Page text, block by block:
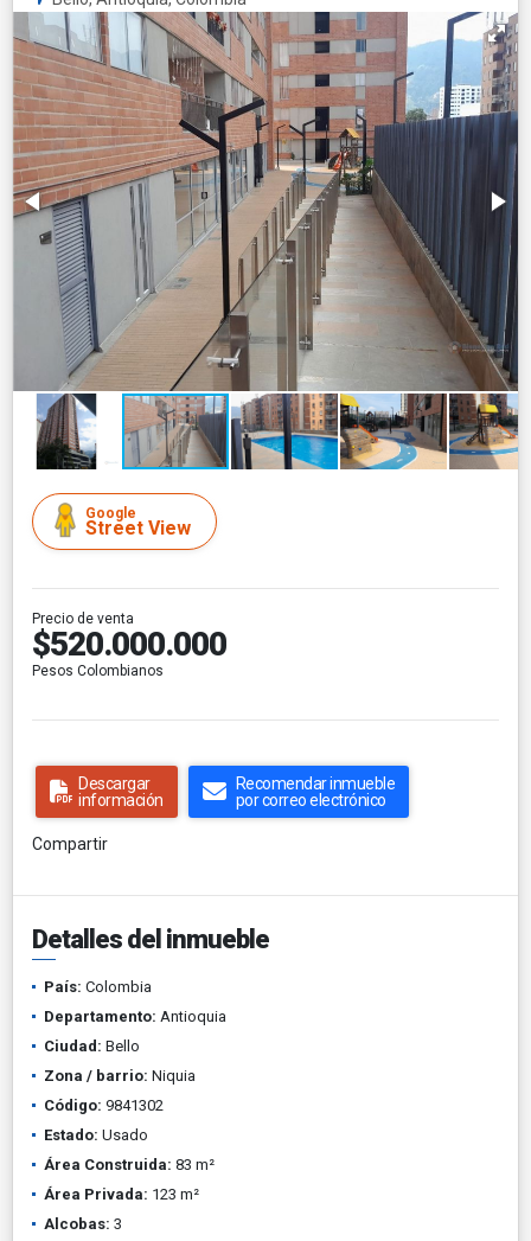
Google
Street View
Precio de venta
$520.000.000
Pesos Colombianos
Descargar
información
Recomendar inmueble
por correo electrónico
Compartir
Detalles del inmueble
País: Colombia
Departamento: Antioquia
Ciudad: Bello
Zona / barrio: Niquia
Código: 9841302
Estado: Usado
Área Construida: 83 m²
Área Privada: 123 m²
Alcobas: 3